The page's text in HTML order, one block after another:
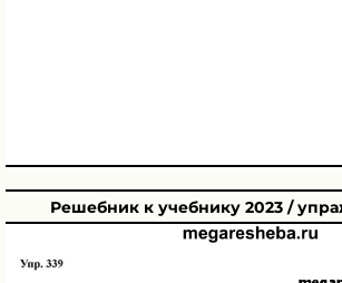
Решебник к учебнику 2023 /